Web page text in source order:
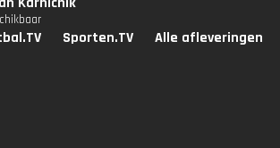
Sporten.TV Alle afleveringen